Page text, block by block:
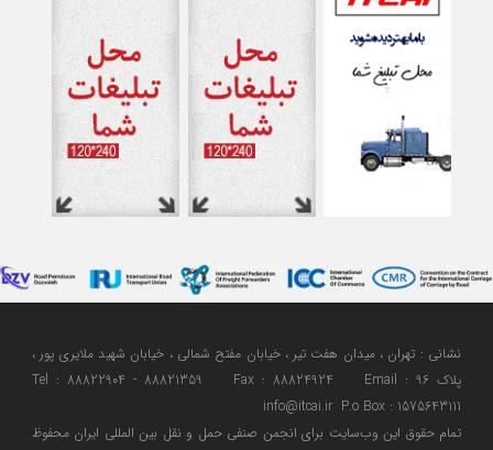
نشانی : تهران ، میدان هفت تیر ، خیابان مفتح شمالی ، خیابان شهید ملایری پور ،
پلاک 96 Tel : 88822904 - 88821359 Fax : 88824924 Email :
info@itcai.ir P.o Box : 1575643111
تمام حقوق اين وب‌سايت برای انجمن صنفی حمل و نقل بین المللی ایران محفوظ